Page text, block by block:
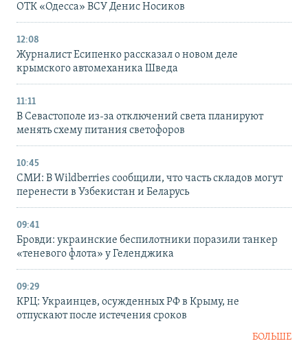
ОТК «Одесса» ВСУ Денис Носиков
12:08
Журналист Есипенко рассказал о новом деле
крымского автомеханика Шведа
11:11
В Севастополе из-за отключений света планируют
менять схему питания светофоров
10:45
СМИ: В Wildberries сообщили, что часть складов могут
перенести в Узбекистан и Беларусь
09:41
Бровди: украинские беспилотники поразили танкер
«теневого флота» у Геленджика
09:29
КРЦ: Украинцев, осужденных РФ в Крыму, не
отпускают после истечения сроков
БОЛЬШЕ